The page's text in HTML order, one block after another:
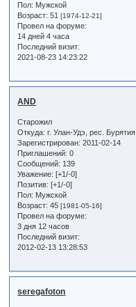
Пол: Мужской
Возраст: 51[1974-12-21]
Провел на форуме:
14 дней 4 часа
Последний визит:
2021-08-23 14:23:22
AND
Старожил
Откуда: г. Улан-Удэ, рес. Бурятия
Зарегистрирован: 2011-02-14
Приглашений: 0
Сообщений: 139
Уважение: [+1/-0]
Позитив: [+1/-0]
Пол: Мужской
Возраст: 45[1981-05-16]
Провел на форуме:
3 дня 12 часов
Последний визит:
2012-02-13 13:28:53
seregafoton